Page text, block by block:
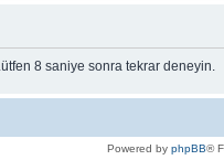
8 saniye sonra tekrar deneyin.
Powered by phpBB®